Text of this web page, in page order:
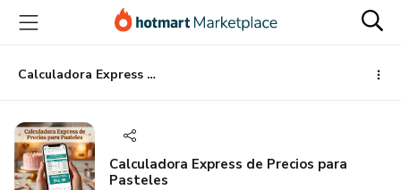
principal
página
de
página
Calculadora Express de Precios para Pasteles
Calculadora Express de Precios para
Pasteles